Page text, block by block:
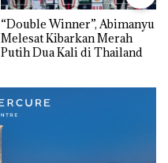
“Double Winner”, Abimanyu
Melesat Kibarkan Merah
Putih Dua Kali di Thailand